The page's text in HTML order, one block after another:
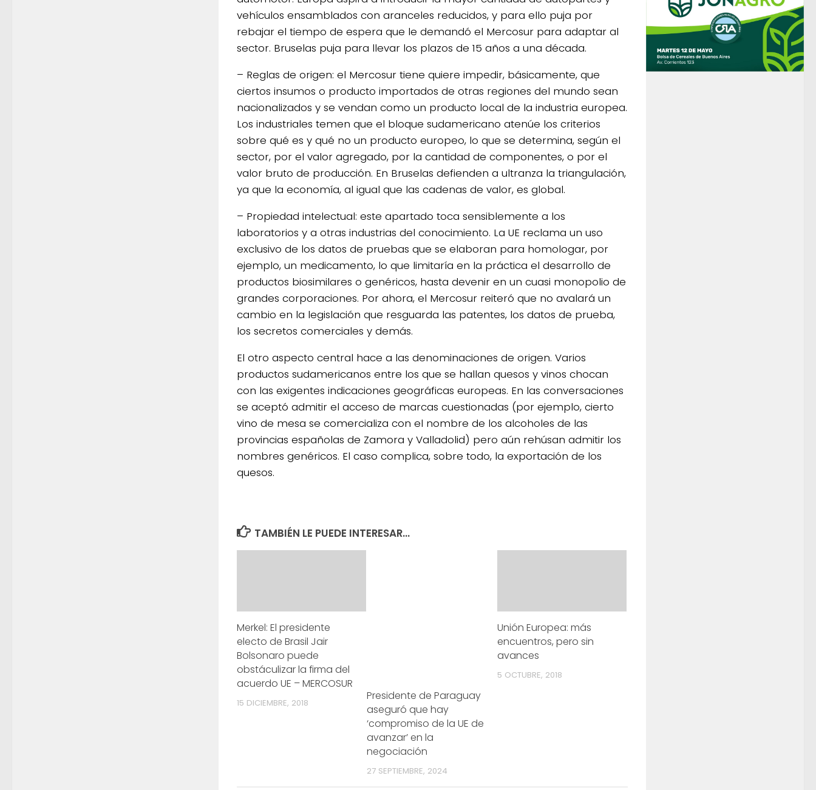
vehículos ensamblados con aranceles reducidos, y para ello puja por
rebajar el tiempo de espera que le demandó el Mercosur para adaptar al
sector. Bruselas puja para llevar los plazos de 15 años a una década.
– Reglas de origen: el Mercosur tiene quiere impedir, básicamente, que
ciertos insumos o producto importados de otras regiones del mundo sean
nacionalizados y se vendan como un producto local de la industria europea.
Los industriales temen que el bloque sudamericano atenúe los criterios
sobre qué es y qué no un producto europeo, lo que se determina, según el
sector, por el valor agregado, por la cantidad de componentes, o por el
valor bruto de producción. En Bruselas defienden a ultranza la triangulación,
ya que la economía, al igual que las cadenas de valor, es global.
– Propiedad intelectual: este apartado toca sensiblemente a los
laboratorios y a otras industrias del conocimiento. La UE reclama un uso
exclusivo de los datos de pruebas que se elaboran para homologar, por
ejemplo, un medicamento, lo que limitaría en la práctica el desarrollo de
productos biosimilares o genéricos, hasta devenir en un cuasi monopolio de
grandes corporaciones. Por ahora, el Mercosur reiteró que no avalará un
cambio en la legislación que resguarda las patentes, los datos de prueba,
los secretos comerciales y demás.
El otro aspecto central hace a las denominaciones de origen. Varios
productos sudamericanos entre los que se hallan quesos y vinos chocan
con las exigentes indicaciones geográficas europeas. En las conversaciones
se aceptó admitir el acceso de marcas cuestionadas (por ejemplo, cierto
vino de mesa se comercializa con el nombre de los alcoholes de las
provincias españolas de Zamora y Valladolid) pero aún rehúsan admitir los
nombres genéricos. El caso complica, sobre todo, la exportación de los
quesos.
TAMBIÉN LE PUEDE INTERESAR...
Merkel: El presidente
electo de Brasil Jair
Bolsonaro puede
obstáculizar la firma del
acuerdo UE – MERCOSUR
15 DICIEMBRE, 2018
Presidente de Paraguay
aseguró que hay
‘compromiso de la UE de
avanzar’ en la
negociación
27 SEPTIEMBRE, 2024
Unión Europea: más
encuentros, pero sin
avances
5 OCTUBRE, 2018